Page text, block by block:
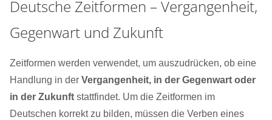
Deutsche Zeitformen – Vergangenheit,
Gegenwart und Zukunft
Zeitformen werden verwendet, um auszudrücken, ob eine
Handlung in der Vergangenheit, in der Gegenwart oder
in der Zukunft stattfindet. Um die Zeitformen im
Deutschen korrekt zu bilden, müssen die Verben eines